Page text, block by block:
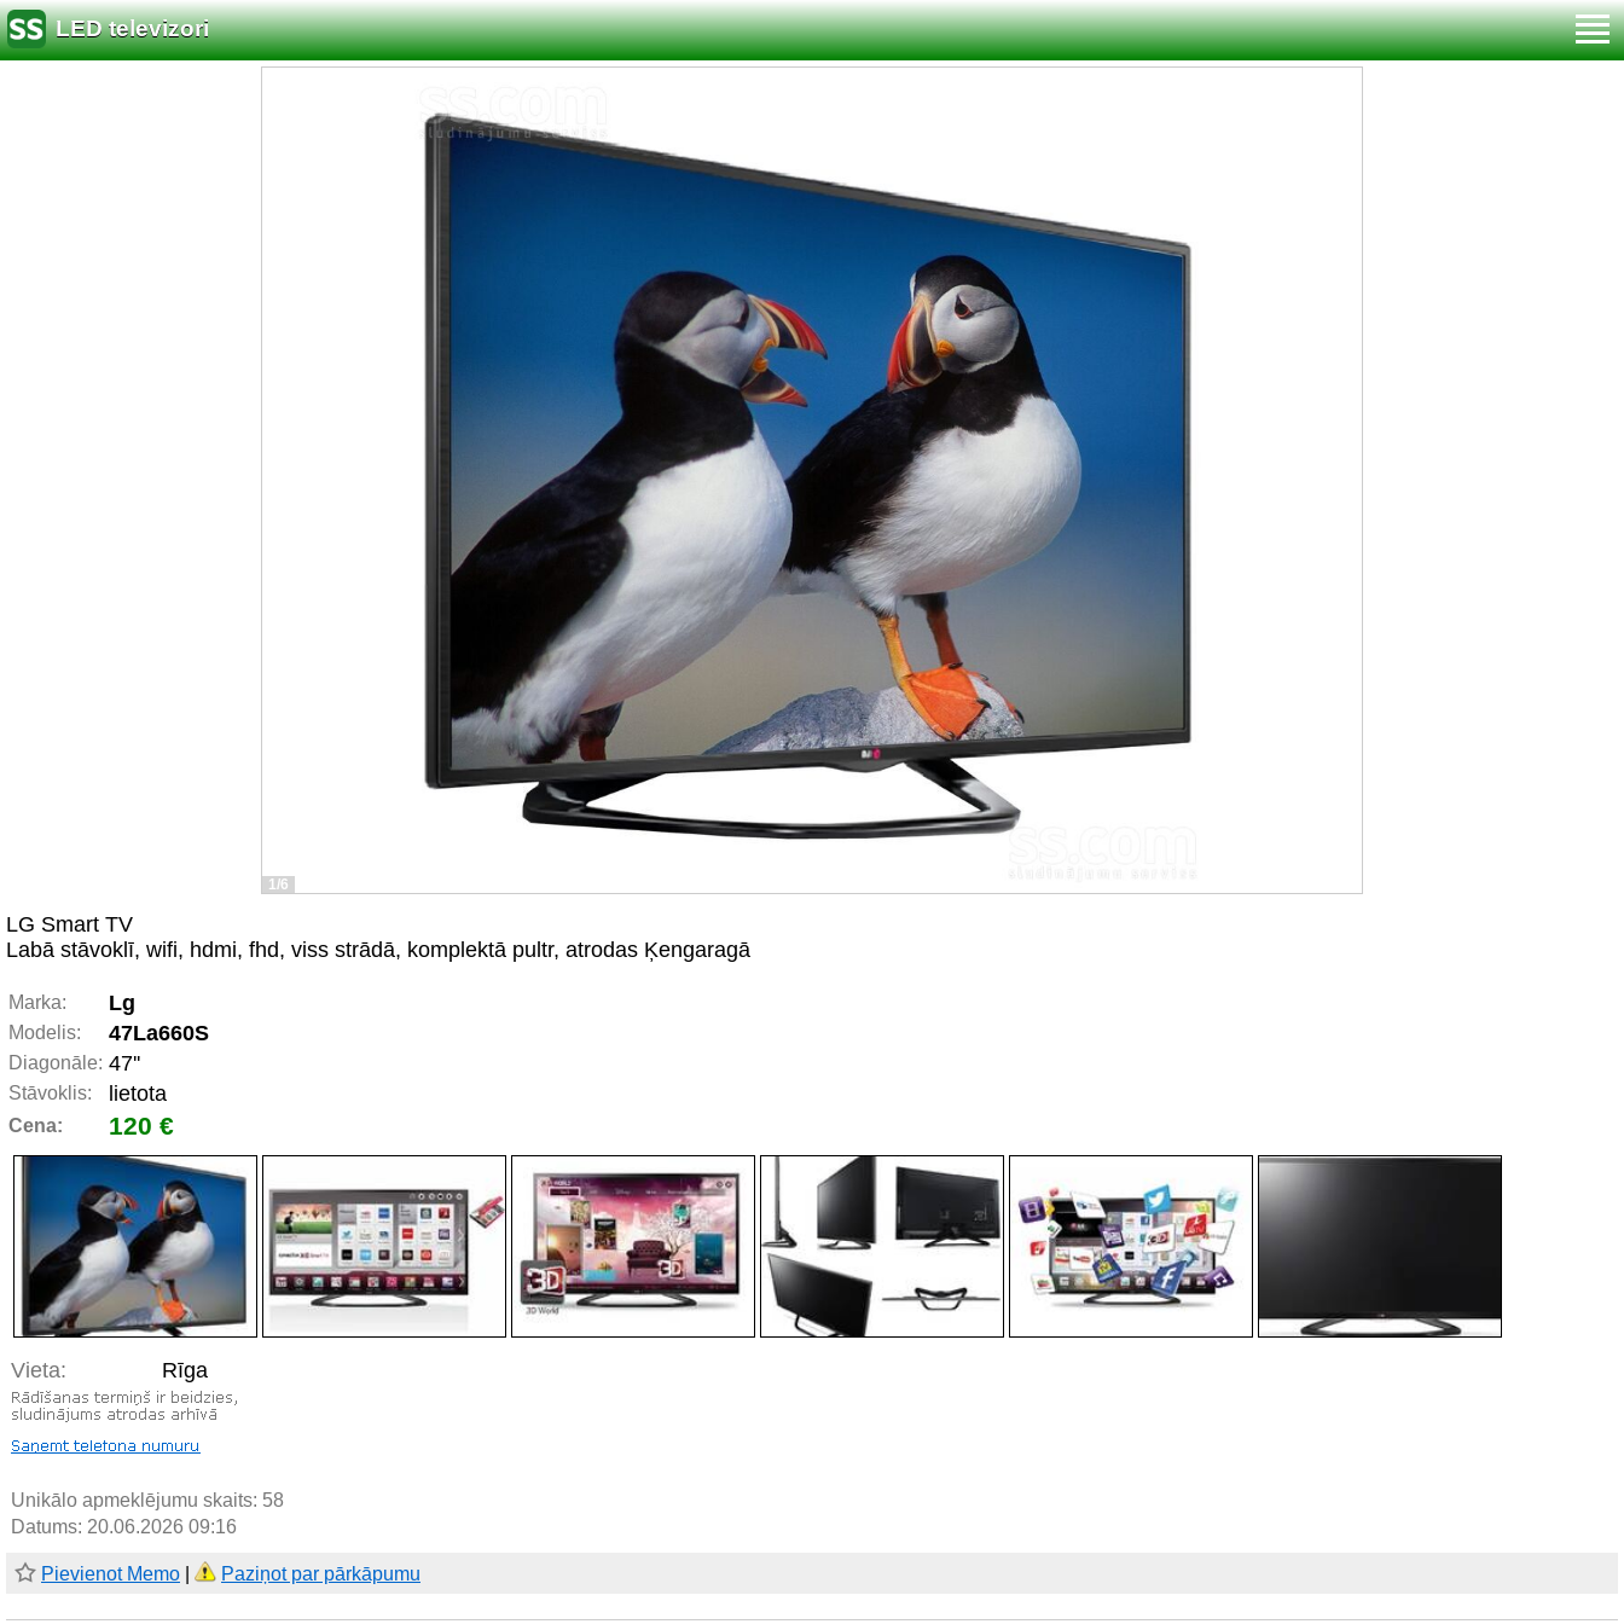
LED televizori
1/6
LG Smart TV
Labā stāvoklī, wifi, hdmi, fhd, viss strādā, komplektā pultr, atrodas Ķengaragā
Marka: Lg
Modelis: 47La660S
Diagonāle: 47''
Stāvoklis: lietota
Cena: 120 €
Vieta: Rīga
Unikālo apmeklējumu skaits: 58
Datums: 20.06.2026 09:16
Pievienot Memo Paziņot par pārkāpumu